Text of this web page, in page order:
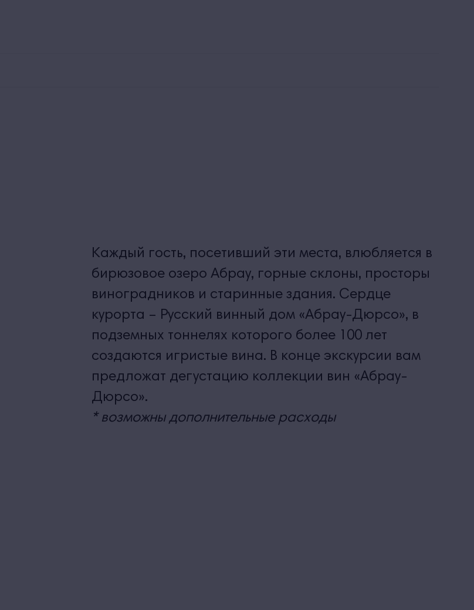
Каждый гость, посетивший эти места, влюбляется в
бирюзовое озеро Абрау, горные склоны, просторы
виноградников и старинные здания. Сердце
курорта – Русский винный дом «Абрау-Дюрсо», в
подземных тоннелях которого более 100 лет
создаются игристые вина. В конце экскурсии вам
предложат дегустацию коллекции вин «Абрау-
Дюрсо».
* возможны дополнительные расходы